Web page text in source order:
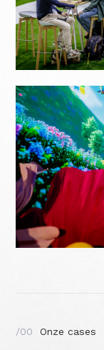
/00 Onze cases